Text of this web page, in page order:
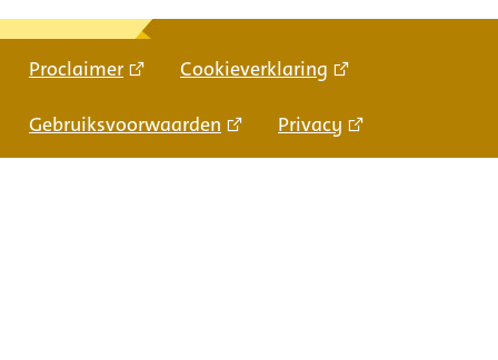
Proclaimer Cookieverklaring
Gebruiksvoorwaarden Privacy